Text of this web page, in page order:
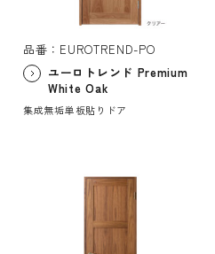
品番：EUROTREND-PO
ユーロトレンド Premium
White Oak
集成無垢単板貼りドア